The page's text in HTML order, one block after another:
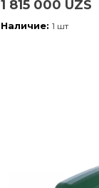
1 815 000 UZS
Наличие: 1 шт